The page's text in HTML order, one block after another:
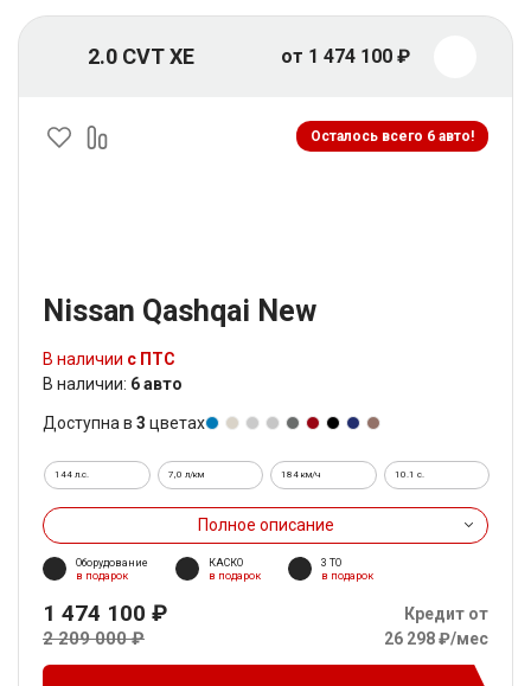
2.0 CVT XE от 1 474 100 ₽
Осталось всего 6 авто!
Nissan Qashqai New
В наличии с ПТС
В наличии: 6 авто
Доступна в 3 цветах
144 л.с. 7,0 л/км 184 км/ч 10.1 c.
Полное описание
Оборудование
в подарок
КАСКО
в подарок
3 ТО
в подарок
1 474 100 ₽
2 209 000 ₽
Кредит от
26 298 ₽/мес